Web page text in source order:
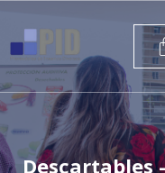
Descartables